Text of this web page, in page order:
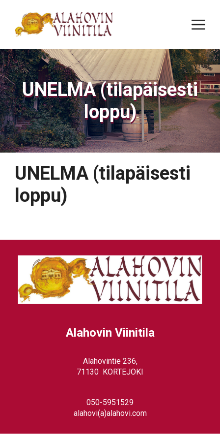
sisältöön
UNELMA (tilapäisesti
loppu)
UNELMA (tilapäisesti
loppu)
Alahovin Viinitila
Alahovintie 236,
71130 KORTEJOKI
050-5951529
alahovi(a)alahovi.com